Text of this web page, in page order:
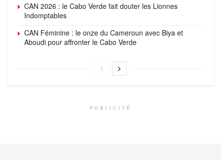
CAN 2026 : le Cabo Verde fait douter les Lionnes
Indomptables
CAN Féminine : le onze du Cameroun avec Biya et
Aboudi pour affronter le Cabo Verde
PUBLICITÉ